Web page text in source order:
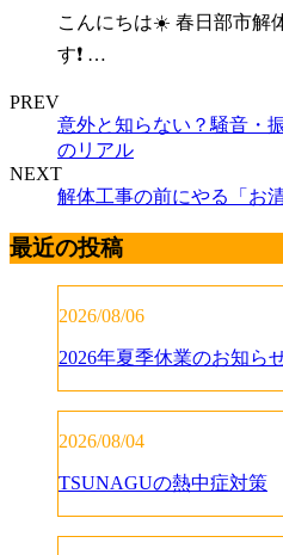
こんにちは☀️ 春日部市解
す❗ …
PREV
意外と知らない？騒音・
のリアル
NEXT
解体工事の前にやる「お
最近の投稿
2026/08/06
2026年夏季休業のお知ら
2026/08/04
TSUNAGUの熱中症対策